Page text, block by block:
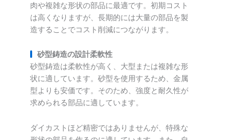
肉や複雑な形状の部品に最適です。初期コスト
は高くなりますが、長期的には大量の部品を製
造することでコスト削減につながります。
砂型鋳造の設計柔軟性
砂型鋳造は柔軟性が高く、大型または複雑な形
状に適しています。砂型を使用するため、金属
型よりも安価です。そのため、強度と耐久性が
求められる部品に適しています。
ダイカストほど精密ではありませんが、特殊な